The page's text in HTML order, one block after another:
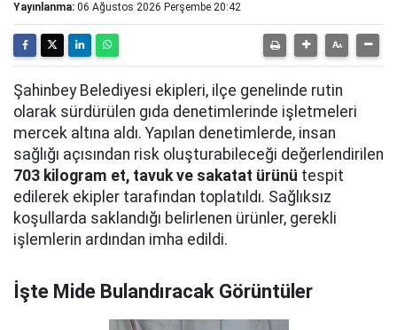
Yayınlanma: 06 Ağustos 2026 Perşembe 20:42
Şahinbey Belediyesi ekipleri, ilçe genelinde rutin
olarak sürdürülen gıda denetimlerinde işletmeleri
mercek altına aldı. Yapılan denetimlerde, insan
sağlığı açısından risk oluşturabileceği değerlendirilen
703 kilogram et, tavuk ve sakatat ürünü tespit
edilerek ekipler tarafından toplatıldı. Sağlıksız
koşullarda saklandığı belirlenen ürünler, gerekli
işlemlerin ardından imha edildi.
İşte Mide Bulandıracak Görüntüler